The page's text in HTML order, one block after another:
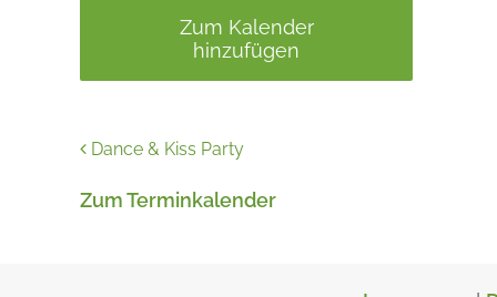
Zum Kalender
hinzufügen
Dance & Kiss Party
Zum Terminkalender